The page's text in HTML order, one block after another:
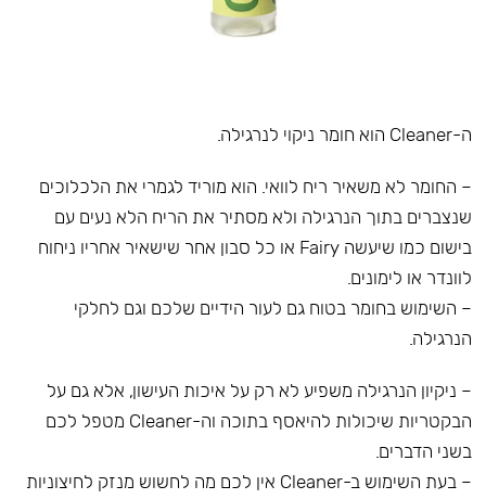
ה-Cleaner הוא חומר ניקוי לנרגילה.
– החומר לא משאיר ריח לוואי. הוא מוריד לגמרי את הלכלוכים
שנצברים בתוך הנרגילה ולא מסתיר את הריח הלא נעים עם
בישום כמו שיעשה Fairy או כל סבון אחר שישאיר אחריו ניחוח
לוונדר או לימונים.
– השימוש בחומר בטוח גם לעור הידיים שלכם וגם לחלקי
הנרגילה.
– ניקיון הנרגילה משפיע לא רק על איכות העישון, אלא גם על
הבקטריות שיכולות להיאסף בתוכה וה-Cleaner מטפל לכם
בשני הדברים.
– בעת השימוש ב-Cleaner אין לכם מה לחשוש מנזק לחיצוניות